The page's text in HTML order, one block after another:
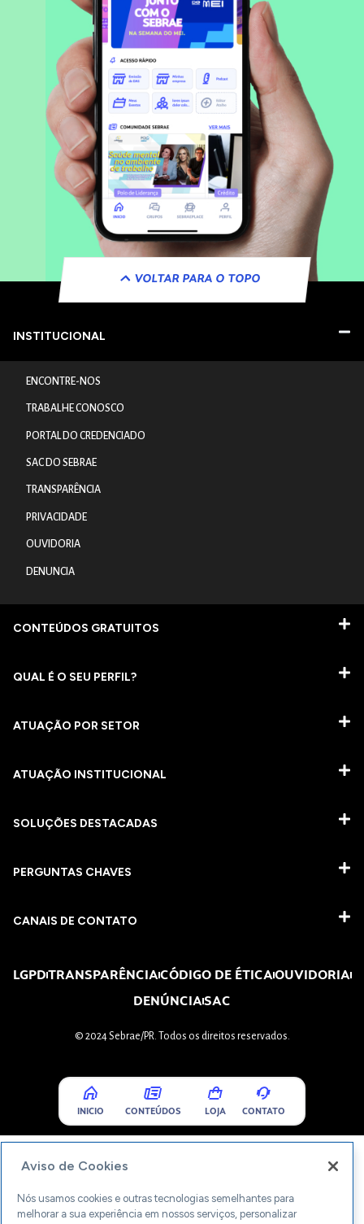
VOLTAR PARA O TOPO
INSTITUCIONAL
ENCONTRE-NOS
TRABALHE CONOSCO
PORTAL DO CREDENCIADO
SAC DO SEBRAE
TRANSPARÊNCIA
PRIVACIDADE
OUVIDORIA
DENUNCIA
CONTEÚDOS GRATUITOS
QUAL É O SEU PERFIL?
ATUAÇÃO POR SETOR
ATUAÇÃO INSTITUCIONAL
SOLUÇÕES DESTACADAS
PERGUNTAS CHAVES​
CANAIS DE CONTATO
LGPDTRANSPARÊNCIACÓDIGO DE ÉTICAOUVIDORIA
DENÚNCIASAC
© 2024 Sebrae/PR. Todos os direitos reservados.
INICIO CONTEÚDOS LOJA CONTATO
Aviso de Cookies
Nós usamos cookies e outras tecnologias semelhantes para
melhorar a sua experiência em nossos serviços, personalizar